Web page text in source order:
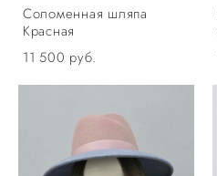
Соломенная шляпа
Красная
11 500 pуб.